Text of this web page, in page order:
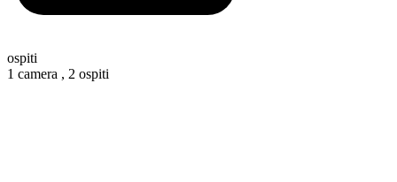
ospiti
1 camera , 2 ospiti